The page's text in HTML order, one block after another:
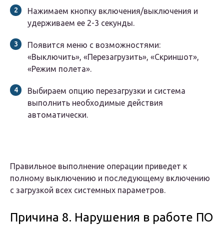
Нажимаем кнопку включения/выключения и
удерживаем ее 2-3 секунды.
Появится меню с возможностями:
«Выключить», «Перезагрузить», «Скриншот»,
«Режим полета».
Выбираем опцию перезагрузки и система
выполнить необходимые действия
автоматически.
Правильное выполнение операции приведет к
полному выключению и последующему включению
с загрузкой всех системных параметров.
Причина 8. Нарушения в работе ПО